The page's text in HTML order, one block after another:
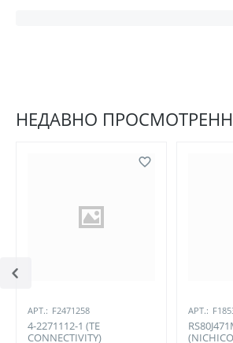
НЕДАВНО
АРТ.: F2471258
4-2271112-1 (TE
CONNECTIVITY)
АРТ.: